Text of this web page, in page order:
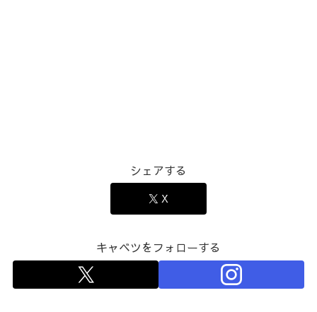
シェアする
X
キャベツをフォローする